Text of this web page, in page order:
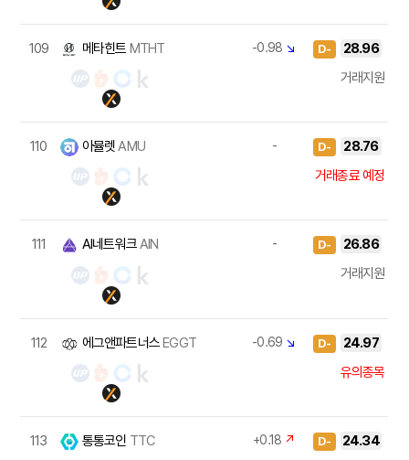
109 메타힌트 MTHT -0.98 ↘ D-
28.96
거래지원
110 아뮬렛AMU - D-
28.76
거래종료 예정
111 AI네트워크AIN - D-
26.86
거래지원
112 에그앤파트너스EGGT -0.69 ↘ D-
24.97
유의종목
113 통통코인 TTC +0.18 ↗ D-
24.34